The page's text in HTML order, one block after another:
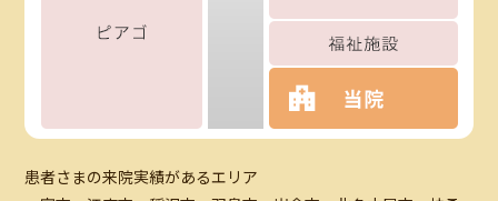
患者さまの来院実績があるエリア